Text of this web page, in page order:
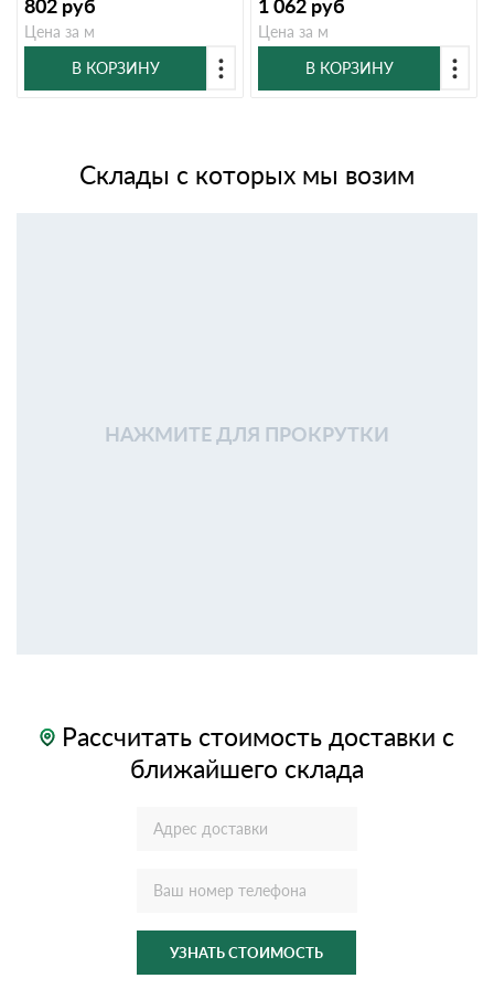
802 руб
Цена за м
В КОРЗИНУ
1 062 руб
Цена за м
В КОРЗИНУ
Склады с которых мы возим
НАЖМИТЕ ДЛЯ ПРОКРУТКИ
Рассчитать стоимость доставки с
ближайшего склада
УЗНАТЬ СТОИМОСТЬ